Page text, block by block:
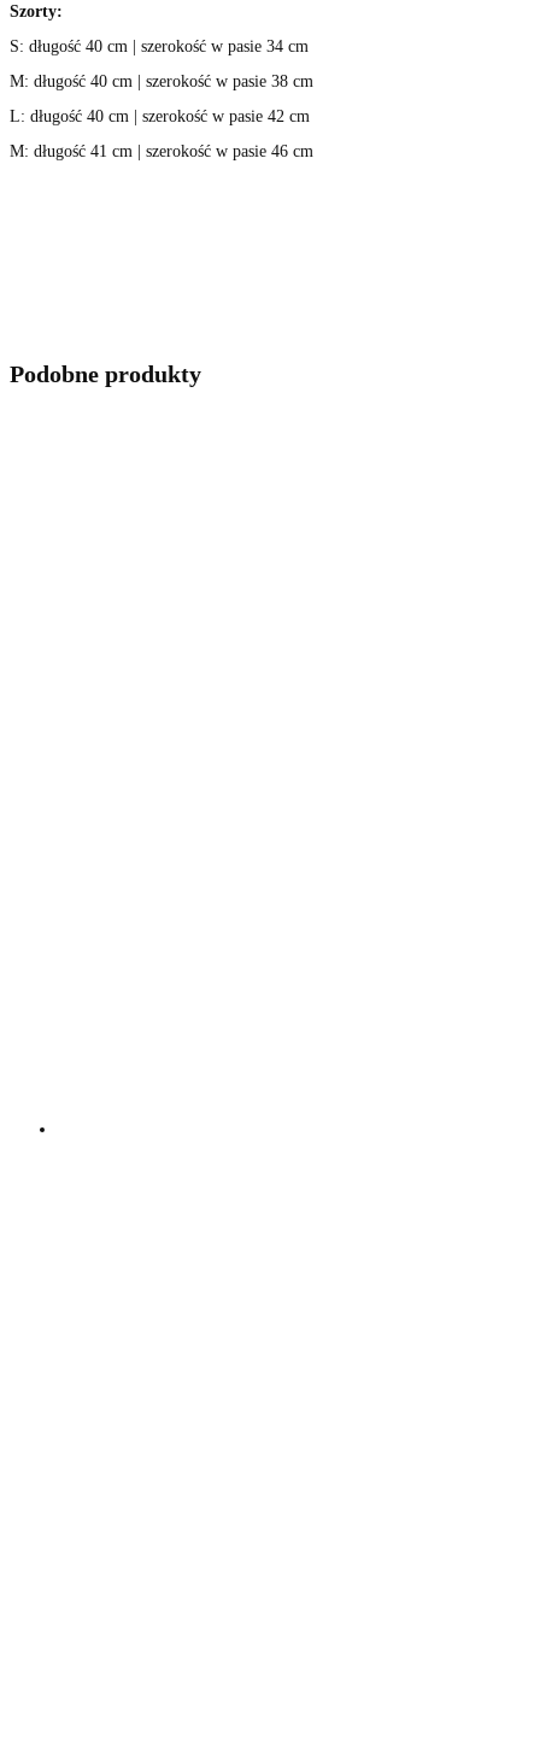
Szorty:
S: długość 40 cm | szerokość w pasie 34 cm
M: długość 40 cm | szerokość w pasie 38 cm
L: długość 40 cm | szerokość w pasie 42 cm
M: długość 41 cm | szerokość w pasie 46 cm
Podobne produkty